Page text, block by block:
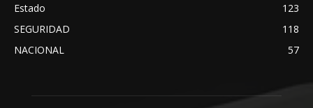
Estado
123
SEGURIDAD
118
NACIONAL
57